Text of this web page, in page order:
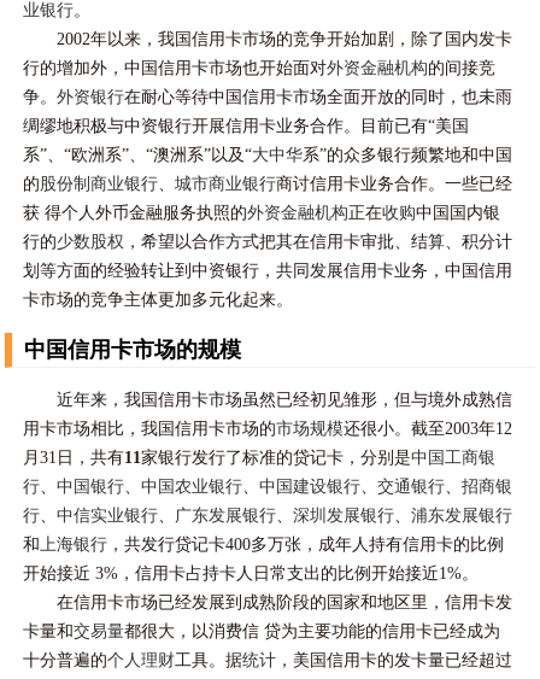
业银行。
2002年以来，我国信用卡市场的竞争开始加剧，除了国内发卡
行的增加外，中国信用卡市场也开始面对外资金融机构的间接竞
争。外资银行在耐心等待中国信用卡市场全面开放的同时，也未雨
绸缪地积极与中资银行开展信用卡业务合作。目前已有“美国
系”、“欧洲系”、“澳洲系”以及“大中华系”的众多银行频繁地和中国
的股份制商业银行、城市商业银行商讨信用卡业务合作。一些已经
获 得个人外币金融服务执照的外资金融机构正在收购中国国内银
行的少数股权 ，希望以合作方式把其在信用卡审批、结算、积分计
划等方面的经验转让到中资银行，共同发展信用卡业务，中国信用
卡市场的竞争主体更加多元化起来。
中国信用卡市场的规模
近年来，我国信用卡市场虽然已经初见雏形，但与境外成熟信
用卡市场相比，我国信用卡市场的市场规模还很小。截至2003年12
月31日，共有11家银行发行了标准的贷记卡，分别是中国工商银
行、中国银行、中国农业银行、中国建设银行、交通银行、招商银
行、中信实业银行、 广东发展银行、深圳发展银行、浦东发展银行
和上海银行 ，共发行贷记卡400多万张，成年人持有信用卡的比例
开始接近 3%，信用卡占持卡人日常支出的比例开始接近1%。
在信用卡市场已经发展到成熟阶段的国家和地区里，信用卡发
卡量和交易量都很大，以消费信 贷为主要功能的信用卡已经成为
十分普遍的个人理财工具。据统计 ，美国信用卡的发卡量已经超过